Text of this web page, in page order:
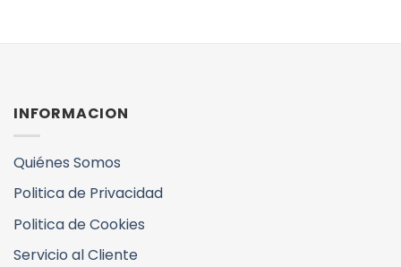
INFORMACION
Quiénes Somos
Politica de Privacidad
Politica de Cookies
Servicio al Cliente